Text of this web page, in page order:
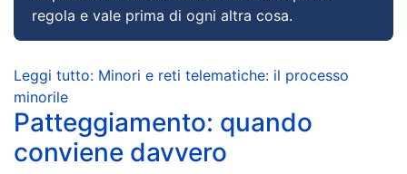
regola e vale prima di ogni altra cosa.
Leggi tutto: Minori e reti telematiche: il processo
minorile
Patteggiamento: quando
conviene davvero